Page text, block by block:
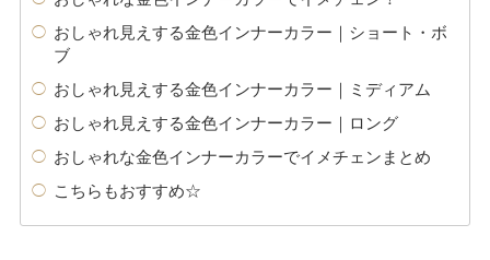
おしゃれ見えする金色インナーカラー｜ショート・ボ
ブ
おしゃれ見えする金色インナーカラー｜ミディアム
おしゃれ見えする金色インナーカラー｜ロング
おしゃれな金色インナーカラーでイメチェンまとめ
こちらもおすすめ☆